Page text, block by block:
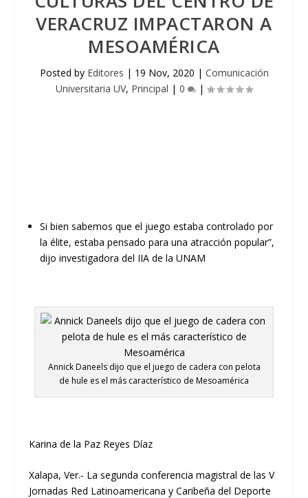
VERACRUZ IMPACTARON A
MESOAMÉRICA
Posted by Editores | 19 Nov, 2020 | Comunicación
Universitaria UV, Principal | 0 |
Si bien sabemos que el juego estaba controlado por
la élite, estaba pensado para una atracción popular”,
dijo investigadora del IIA de la UNAM
Annick Daneels dijo que el juego de cadera con pelota
de hule es el más característico de Mesoamérica
Karina de la Paz Reyes Díaz
Xalapa, Ver.- La segunda conferencia magistralde lasV
Jornadas Red Latinoamericana y Caribeña del Deporte